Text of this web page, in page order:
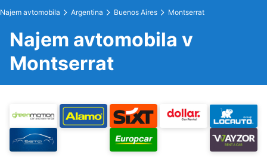
Najem avtomobila Argentina Buenos Aires Montserrat
Najem avtomobila v
Montserrat